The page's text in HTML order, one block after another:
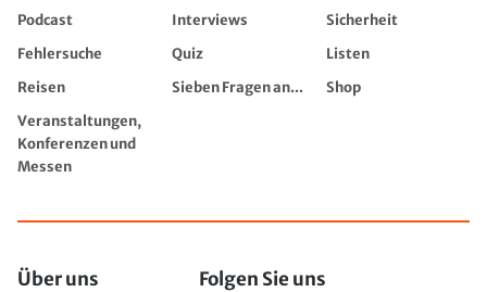
Podcast
Interviews
Sicherheit
Fehlersuche
Quiz
Listen
Reisen
Sieben Fragen an...
Shop
Veranstaltungen,
Konferenzen und
Messen
Über uns Folgen Sie uns